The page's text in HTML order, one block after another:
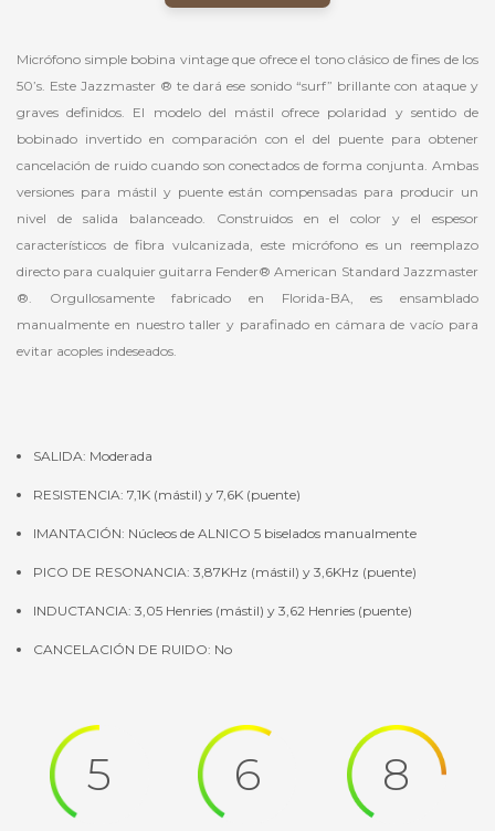
Micrófono simple bobina vintage que ofrece el tono clásico de fines de los
50’s. Este Jazzmaster ® te dará ese sonido “surf” brillante con ataque y
graves definidos. El modelo del mástil ofrece polaridad y sentido de
bobinado invertido en comparación con el del puente para obtener
cancelación de ruido cuando son conectados de forma conjunta. Ambas
versiones para mástil y puente están compensadas para producir un
nivel de salida balanceado. Construidos en el color y el espesor
característicos de fibra vulcanizada, este micrófono es un reemplazo
directo para cualquier guitarra Fender® American Standard Jazzmaster
®. Orgullosamente fabricado en Florida-BA, es ensamblado
manualmente en nuestro taller y parafinado en cámara de vacío para
evitar acoples indeseados.
SALIDA: Moderada
RESISTENCIA: 7,1K (mástil) y 7,6K (puente)
IMANTACIÓN: Núcleos de ALNICO 5 biselados manualmente
PICO DE RESONANCIA: 3,87KHz (mástil) y 3,6KHz (puente)
INDUCTANCIA: 3,05 Henries (mástil) y 3,62 Henries (puente)
CANCELACIÓN DE RUIDO: No
5 6 8